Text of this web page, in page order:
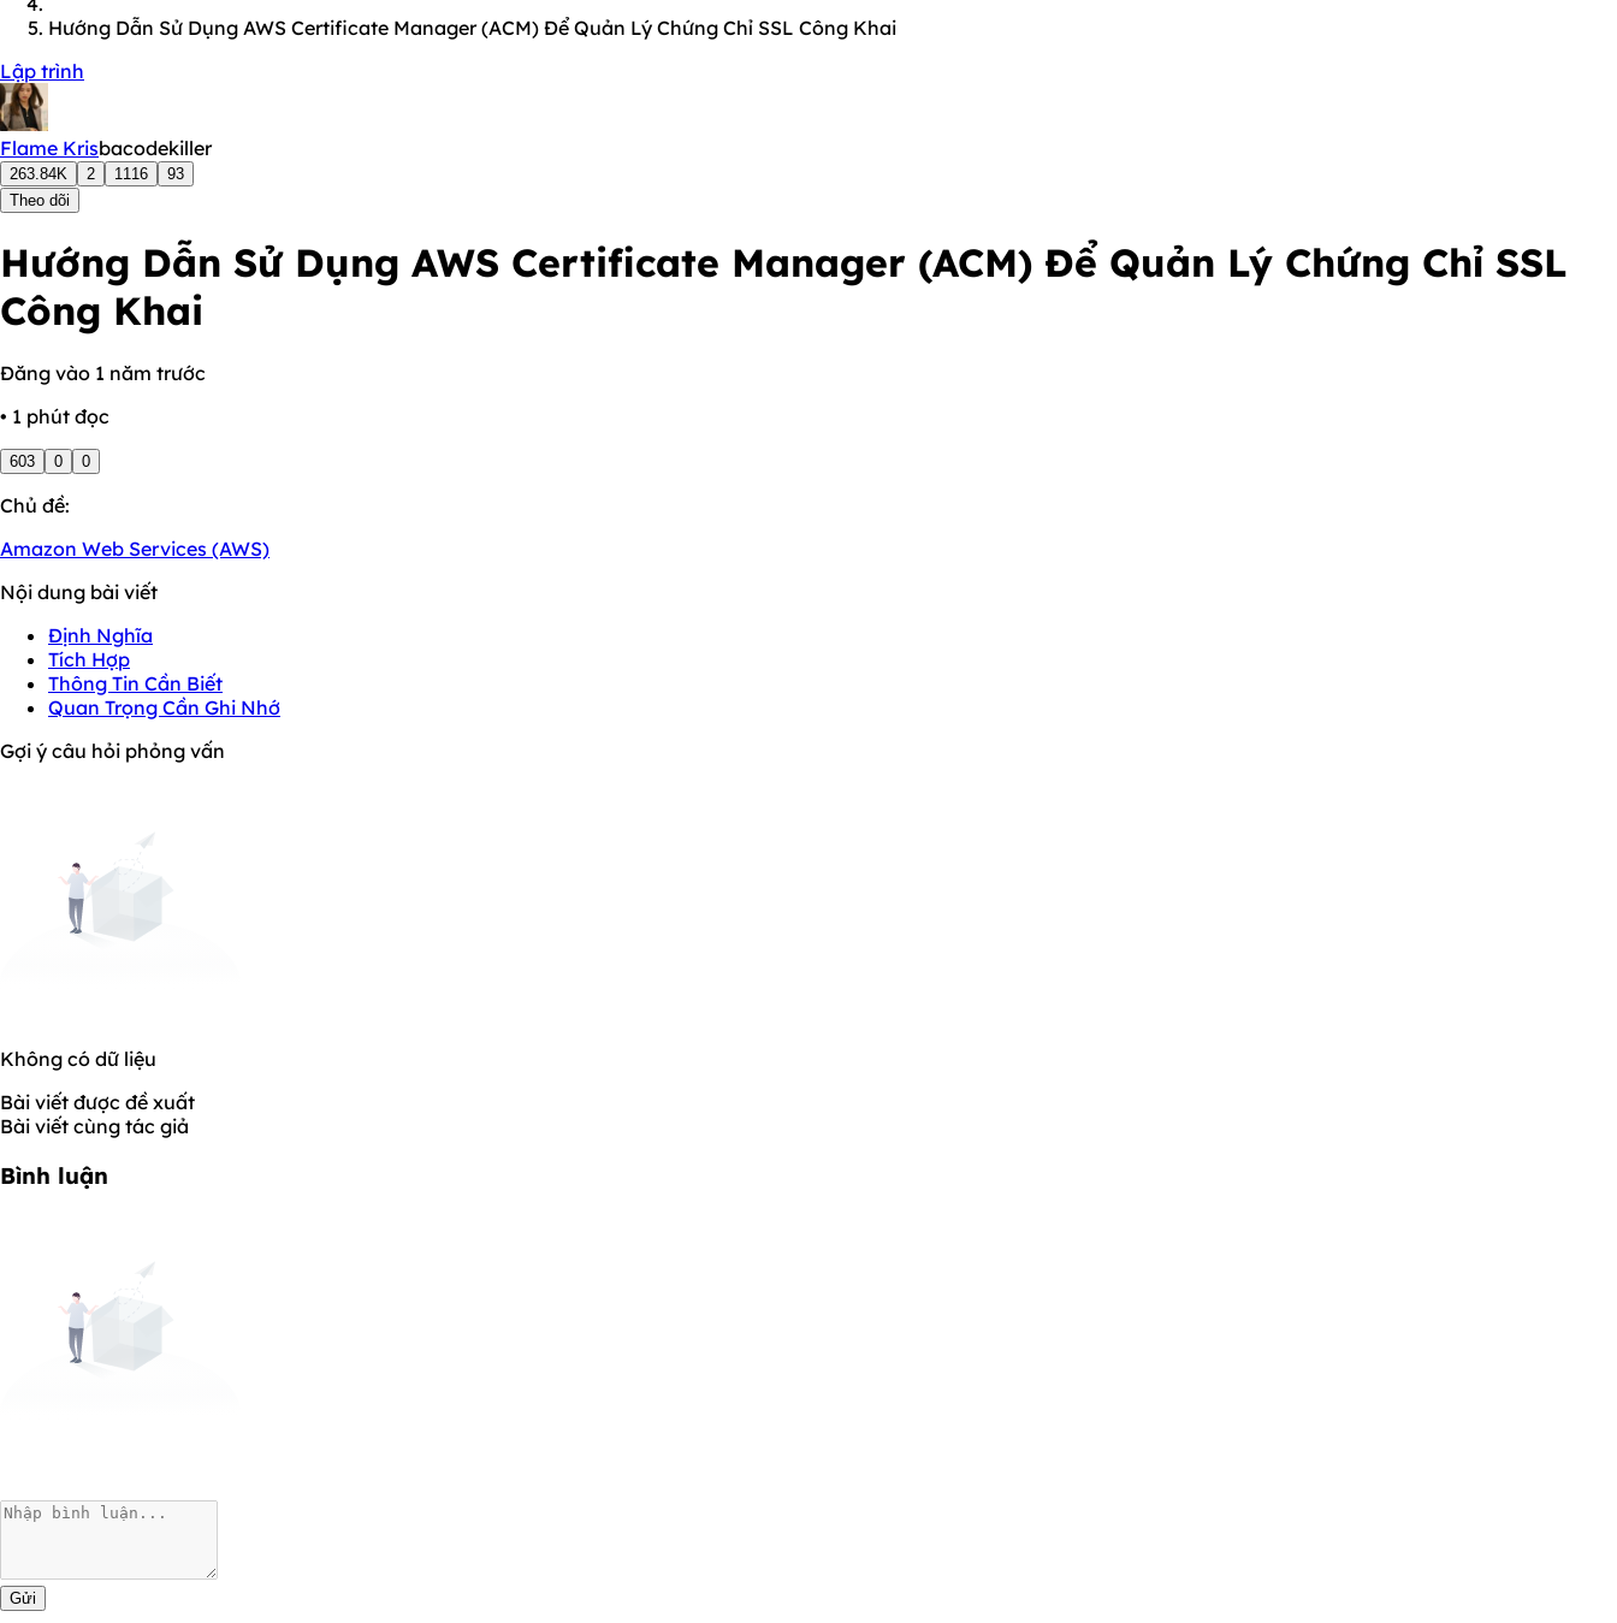
Hướng Dẫn Sử Dụng AWS Certificate Manager (ACM) Để Quản Lý Chứng Chỉ SSL Công Khai
Lập trình
Flame Krisbacodekiller
263.84K 2 1116
93
Theo dõi
Hướng Dẫn Sử Dụng AWS Certificate Manager (ACM) Để Quản Lý Chứng Chỉ SSL
Công Khai
Đăng vào 1 năm trước
• 1 phút đọc
603 0 0
Chủ đề:
Amazon Web Services (AWS)
Nội dung bài viết
Định Nghĩa
Tích Hợp
Thông Tin Cần Biết
Quan Trọng Cần Ghi Nhớ
Gợi ý câu hỏi phỏng vấn
Không có dữ liệu
Bài viết được đề xuất
Bài viết cùng tác giả
Bình luận
Gửi